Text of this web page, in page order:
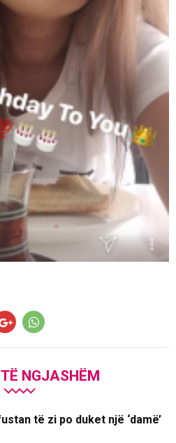
NGJASHËM
të zi po duket një ‘damë’